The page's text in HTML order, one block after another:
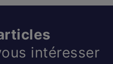
intéresser